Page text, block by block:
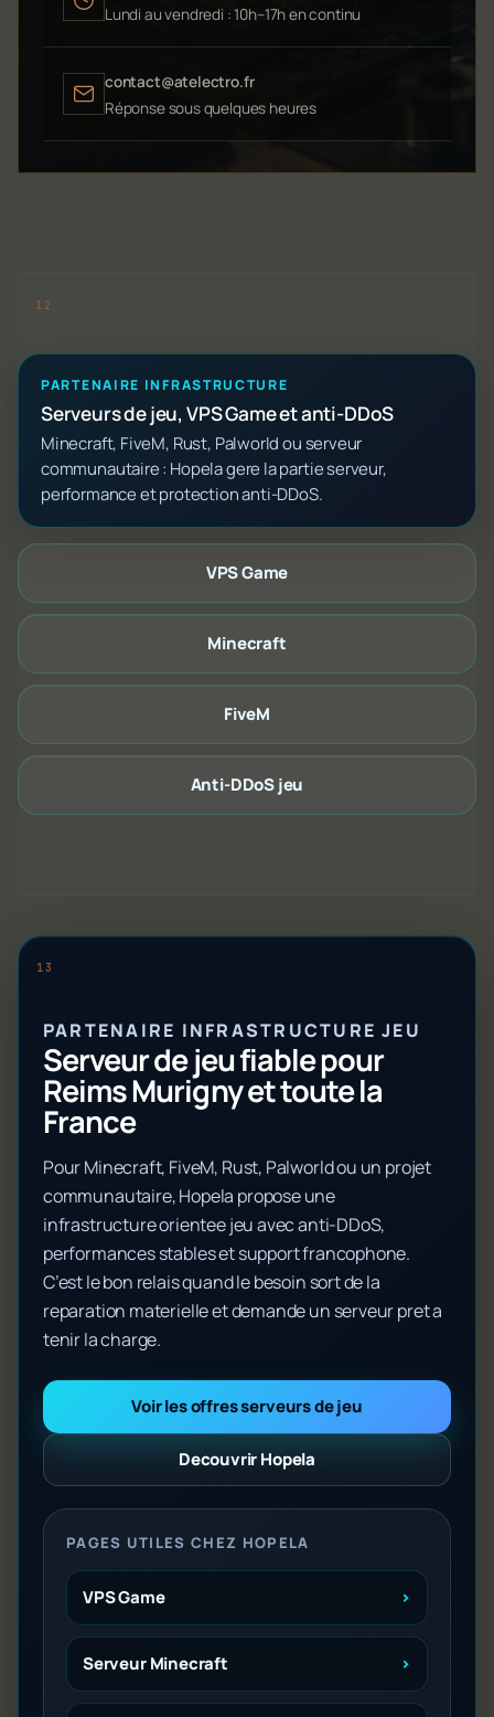
Lundi au vendredi : 10h–17h en continu
contact@atelectro.fr
Réponse sous quelques heures
PARTENAIRE INFRASTRUCTURE
Serveurs de jeu, VPS Game et anti-DDoS
Minecraft, FiveM, Rust, Palworld ou serveur
communautaire : Hopela gere la partie serveur,
performance et protection anti-DDoS.
VPS Game
Minecraft
FiveM
Anti-DDoS jeu
PARTENAIRE INFRASTRUCTURE JEU
Serveur de jeu fiable pour
Reims Murigny et toute la
France
Pour Minecraft, FiveM, Rust, Palworld ou un projet
communautaire, Hopela propose une
infrastructure orientee jeu avec anti-DDoS,
performances stables et support francophone.
C’est le bon relais quand le besoin sort de la
reparation materielle et demande un serveur pret a
tenir la charge.
Voir les offres serveurs de jeu
Decouvrir Hopela
PAGES UTILES CHEZ HOPELA
VPS Game
Serveur Minecraft